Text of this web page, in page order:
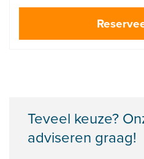
Teveel keuze?
adviseren graag!